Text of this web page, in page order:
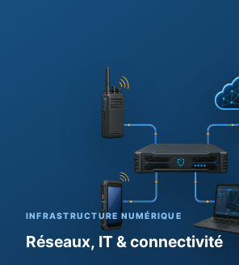
INFRASTRUCTURE NUMÉRIQUE
Réseaux, IT & connectivité